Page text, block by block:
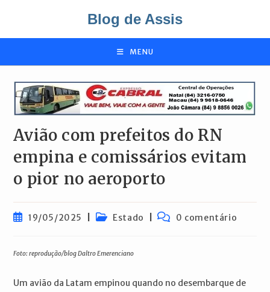
o
Blog de Assis
MENU
Avião com prefeitos do RN
empina e comissários evitam
o pior no aeroporto
Post19/05/2025
Categoria
Estado
Comentários
0 comentário
Foto: reprodução/blog Daltro Emerenciano
Um avião da Latam empinou quando no desembarque de